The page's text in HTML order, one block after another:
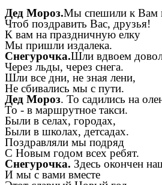
Дед Мороз.Мы спешили к Вам
Чтоб поздравить Вас, друзья!
К вам на праздничную елку
Мы пришли издалека.
Снегурочка.Шли вдвоем
Через льды, через снега.
Шли все дни, не зная лени,
Не сбивались мы с пути.
Дед Мороз. То садились на
То - в маршрутное такси.
Были в селах, городах,
Были в школах, детсадах.
Поздравляли мы подряд
С Новым годом всех ребят.
Снегурочка. Здесь окончен
И мы с вами вместе